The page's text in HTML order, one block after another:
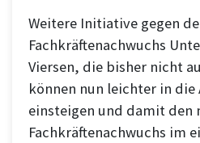
Weitere Initiative gegen
Fachkräftenachwuchs
Viersen, die bisher nicht
können nun leichter in die
einsteigen und damit den
Fachkräftenachwuchs im